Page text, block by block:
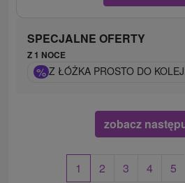
SPECJALNE OFERTY
Z 1 NOCE
% Z ŁÓŻKA PROSTO DO
zobacz
1 2 3 4 5